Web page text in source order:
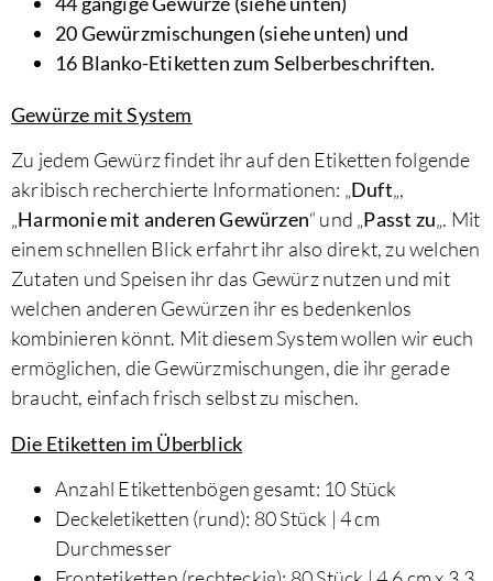
20 Gewürzmischungen (siehe unten) und
16 Blanko-Etiketten zum Selberbeschriften.
Gewürze mit System
Zu jedem Gewürz findet ihr auf den Etiketten folgende
akribisch recherchierte Informationen: „Duft„,
„Harmonie mit anderen Gewürzen“ und „Passt zu„. Mit
einem schnellen Blick erfahrt ihr also direkt, zu welchen
Zutaten und Speisen ihr das Gewürz nutzen und mit
welchen anderen Gewürzen ihr es bedenkenlos
kombinieren könnt. Mit diesem System wollen wir euch
ermöglichen, die Gewürzmischungen, die ihr gerade
braucht, einfach frisch selbst zu mischen.
Die Etiketten im Überblick
Anzahl Etikettenbögen gesamt: 10 Stück
Deckeletiketten (rund): 80 Stück | 4 cm
Durchmesser